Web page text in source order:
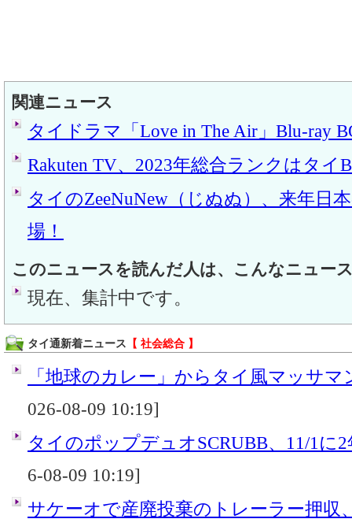
関連ニュース
タイドラマ「Love in The Air」Blu-ray
Rakuten TV、2023年総合ランクはタイ
タイのZeeNuNew（じぬぬ）、来年日
場！
このニュースを読んだ人は、こんなニュー
現在、集計中です。
タイ通新着ニュース 【 社会総合 】
「地球のカレー」からタイ風マッサマ
026-08-09 10:19]
タイのポップデュオSCRUBB、11/1に
6-08-09 10:19]
サケーオで産廃投棄のトレーラー押収